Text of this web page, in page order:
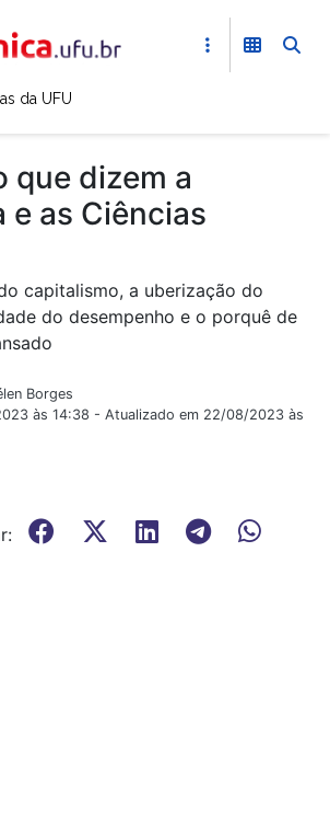
da UFU
que dizem a
e as Ciências
capitalismo, a uberização do
do desempenho e o porquê de
Borges
às 14:38 - Atualizado em 22/08/2023 às